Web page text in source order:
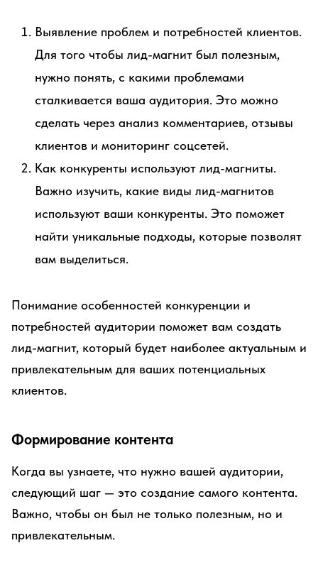
Выявление проблем и потребностей клиентов.
Для того чтобы лид-магнит был полезным,
нужно понять, с какими проблемами
сталкивается ваша аудитория. Это можно
сделать через анализ комментариев, отзывы
клиентов и мониторинг соцсетей.
Как конкуренты используют лид-магниты.
Важно изучить, какие виды лид-магнитов
используют ваши конкуренты. Это поможет
найти уникальные подходы, которые позволят
вам выделиться.
Понимание особенностей конкуренции и
потребностей аудитории поможет вам создать
лид-магнит, который будет наиболее актуальным и
привлекательным для ваших потенциальных
клиентов.
Формирование контента
Когда вы узнаете, что нужно вашей аудитории,
следующий шаг — это создание самого контента.
Важно, чтобы он был не только полезным, но и
привлекательным.